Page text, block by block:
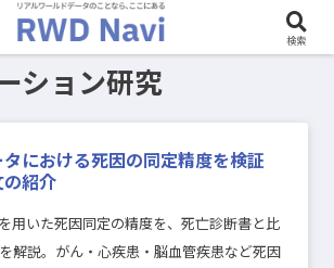
ション研究
における死因の同定精度を検証
の紹介
用いた死因同定の精度を、死亡診断書と比
解説。がん・心疾患・脳血管疾患など死因
検索